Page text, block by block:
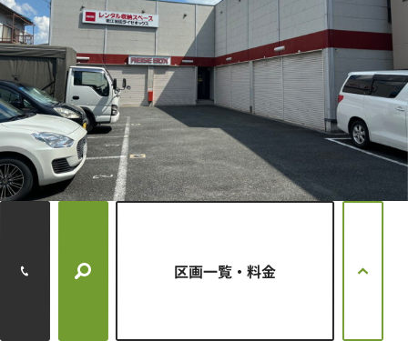
タイプ シャッターガレージ 区画一覧・料金